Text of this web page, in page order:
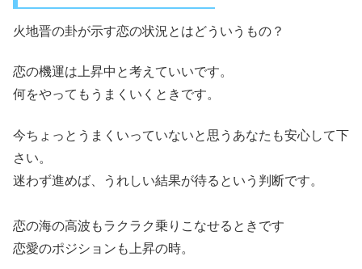
火地晋の卦が示す恋の状況とはどういうもの？
恋の機運は上昇中と考えていいです。
何をやってもうまくいくときです。
今ちょっとうまくいっていないと思うあなたも安心して下
さい。
迷わず進めば、うれしい結果が待るという判断です。
恋の海の高波もラクラク乗りこなせるときです
恋愛のポジションも上昇の時。